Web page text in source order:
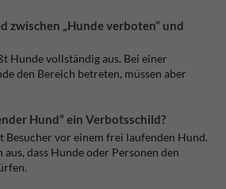
zwischen „Hunde verboten“ und
Hunde vollständig aus. Bei einer
den Bereich betreten, müssen aber
Hund“ ein Verbotsschild?
Besucher vor einem frei laufenden Hund.
dass Hunde oder Personen den